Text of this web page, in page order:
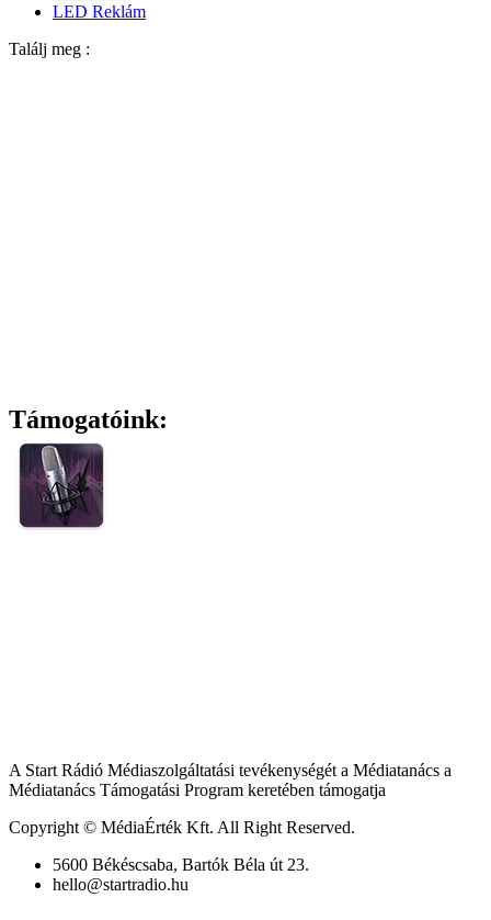
LED Reklám
Találj meg :
Támogatóink:
A Start Rádió Médiaszolgáltatási tevékenységét a Médiatanács a
Médiatanács Támogatási Program keretében támogatja
Copyright © MédiaÉrték Kft. All Right Reserved.
5600 Békéscsaba, Bartók Béla út 23.
hello@startradio.hu